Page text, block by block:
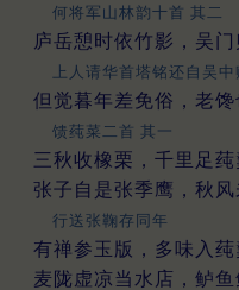
何将军山林韵十首 其二
庐岳憩时依竹影，吴门
上人请华首塔铭还自吴
但觉暮年差免俗，老馋
馈莼菜二首 其一
三秋收橡栗，千里足莼
张子自是张季鹰，秋风
行送张鞠存同年
有禅参玉版，多味入莼
麦陇虚凉当水店，鲈鱼